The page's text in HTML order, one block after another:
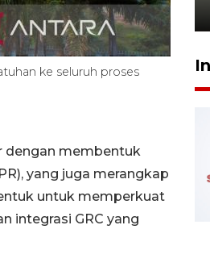
ke seluruh proses
dengan membentuk
yang juga merangkap
untuk memperkuat
integrasi GRC yang